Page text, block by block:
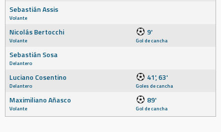
Sebastián Assis
Volante
Nicolás Bertocchi
Volante
9'
Gol de cancha
Sebastián Sosa
Delantero
Luciano Cosentino
Delantero
41', 63'
Goles de cancha
Maximiliano Añasco
Volante
89'
Gol de cancha